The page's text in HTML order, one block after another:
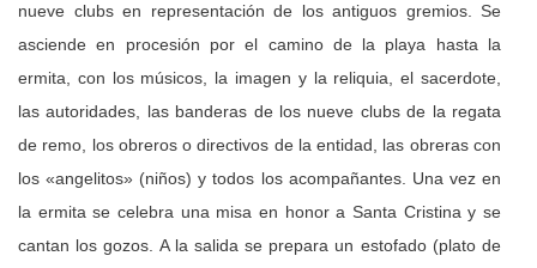
nueve clubs en representación de los antiguos gremios. Se
asciende en procesión por el camino de la playa hasta la
ermita, con los músicos, la imagen y la reliquia, el sacerdote,
las autoridades, las banderas de los nueve clubs de la regata
de remo, los obreros o directivos de la entidad, las obreras con
los «angelitos» (niños) y todos los acompañantes. Una vez en
la ermita se celebra una misa en honor a Santa Cristina y se
cantan los gozos. A la salida se prepara un estofado (plato de